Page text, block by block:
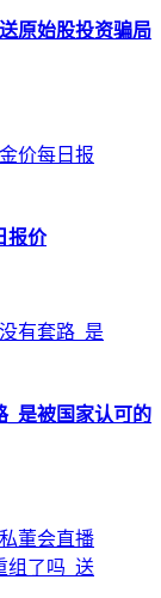
原始股投资骗局
报价
_是被国家认可的